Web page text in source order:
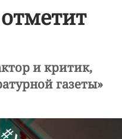
и критик,
газеты»